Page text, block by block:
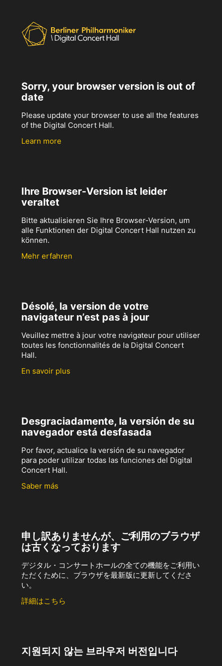
Sorry, your browser version is out of
date
Please update your browser to use all the features
of the Digital Concert Hall.
Learn more
Ihre Browser-Version ist leider
veraltet
Bitte aktualisieren Sie Ihre Browser-Version, um
alle Funktionen der Digital Concert Hall nutzen zu
können.
Mehr erfahren
Désolé, la version de votre
navigateur n’est pas à jour
Veuillez mettre à jour votre navigateur pour utiliser
toutes les fonctionnalités de la Digital Concert
Hall.
En savoir plus
Desgraciadamente, la versión de su
navegador está desfasada
Por favor, actualice la versión de su navegador
para poder utilizar todas las funciones del Digital
Concert Hall.
Saber más
申し訳ありませんが、ご利用のブラウザ
は古くなっております
デジタル・コンサートホールの全ての機能をご利用い
ただくために、ブラウザを最新版に更新してくださ
い。
詳細はこちら
지원되지 않는 브라우저 버전입니다